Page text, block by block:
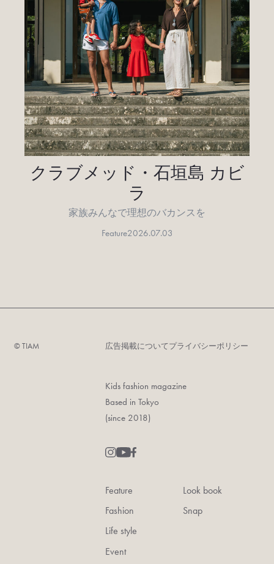
クラブメッド・石垣島 カビ
ラ
家族みんなで理想のバカンスを
Feature2026.07.03
©︎ TIAM 広告掲載についてプライバシーポリシー
Kids fashion magazine
Based in Tokyo
(since 2018)
Feature
Fashion
Life style
Event
Look book
Snap